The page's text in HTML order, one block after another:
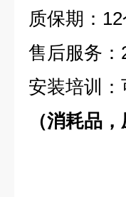
质保期：12
售后服务
安装培训
（消耗品